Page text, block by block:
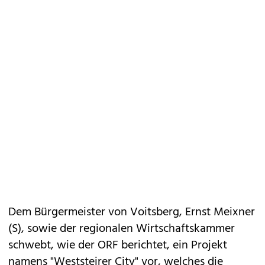
Dem Bürgermeister von Voitsberg, Ernst Meixner
(S), sowie der regionalen Wirtschaftskammer
schwebt, wie der ORF berichtet, ein Projekt